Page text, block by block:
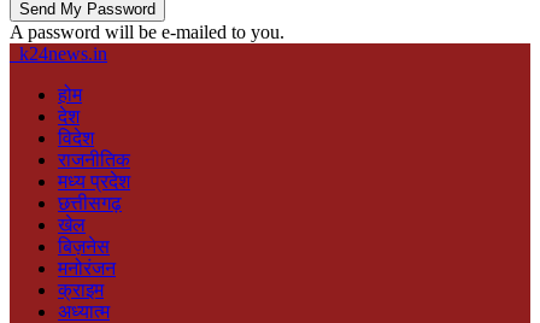
A password will be e-mailed to you.
k24news.in
होम
देश
विदेश
राजनीतिक
मध्य प्रदेश
छत्तीसगढ़
खेल
बिज़नेस
मनोरंजन
क्राइम
अध्यात्म